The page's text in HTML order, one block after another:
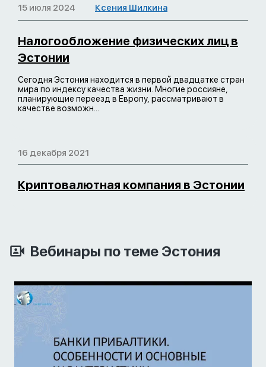
15 июля 2024 Ксения Шилкина
Налогообложение физических лиц в
Эстонии
Сегодня Эстония находится в первой двадцатке стран
мира по индексу качества жизни. Многие россияне,
планирующие переезд в Европу, рассматривают в
качестве возможн...
16 декабря 2021
Криптовалютная компания в Эстонии
Вебинары по теме Эстония